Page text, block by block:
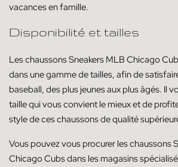
vacances en famille.
Disponibilité et tailles
Les chaussons Sneakers MLB Chicago
dans une gamme de tailles, afin de
baseball, des plus jeunes aux plus âgés. Il
taille qui vous convient le mieux et de
style de ces chaussons de qualité
Vous pouvez vous procurer les chaussons
Chicago Cubs dans les magasins